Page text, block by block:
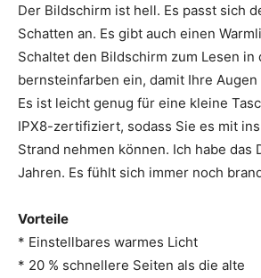
Der Bildschirm ist hell. Es passt sich
Schatten an. Es gibt auch einen
Schaltet den Bildschirm zum Lesen in
bernsteinfarben ein, damit Ihre
Es ist leicht genug für eine kleine
IPX8-zertifiziert, sodass Sie es mit
Strand nehmen können. Ich habe das
Jahren. Es fühlt sich immer noch
Vorteile
* Einstellbares warmes Licht
* 20 % schnellere Seiten als die alte